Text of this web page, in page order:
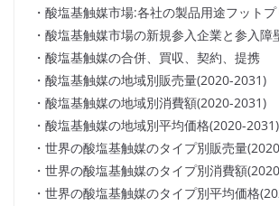
・酸塩基触媒市場:各社の製品用途フットプ
・酸塩基触媒市場の新規参入企業と参入障
・酸塩基触媒の合併、買収、契約、提携
・酸塩基触媒の地域別販売量(2020-2031)
・酸塩基触媒の地域別消費額(2020-2031)
・酸塩基触媒の地域別平均価格(2020-2031)
・世界の酸塩基触媒のタイプ別販売量
・世界の酸塩基触媒のタイプ別消費額
・世界の酸塩基触媒のタイプ別平均価格